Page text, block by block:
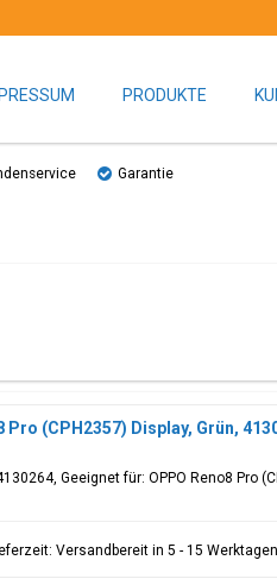
PRODUKTE
Garantie
Pro (CPH2357) Display, Grün,
Geeignet für: OPPO Reno8 Pro
Versandbereit in 5 - 15 Werktagen